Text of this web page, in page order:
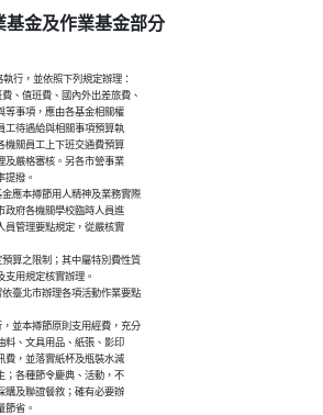
基金及作業基金部分
行，並依照下列規定辦理：
費、值班費、國內外出差旅費、
與等事項，應由各基金相關權
員工待遇給與相關事項預算執
各機關員工上下班交通費預算
理及嚴格審核。另各市營事業
提撥。
金應本撙節用人精神及業務實際
市政府各機關學校臨時人員進
人員管理要點規定，從嚴核實
預算之限制；其中屬特別費性質
支用規定核實辦理。
依臺北市辦理各項活動作業要點
，並本撙節原則支用經費，充分
油料、文具用品、紙張、影印
訊費，並落實紙杯及瓶裝水減
主；各種節令慶典、活動，不
採購及聯誼餐敘；確有必要辦
節省。